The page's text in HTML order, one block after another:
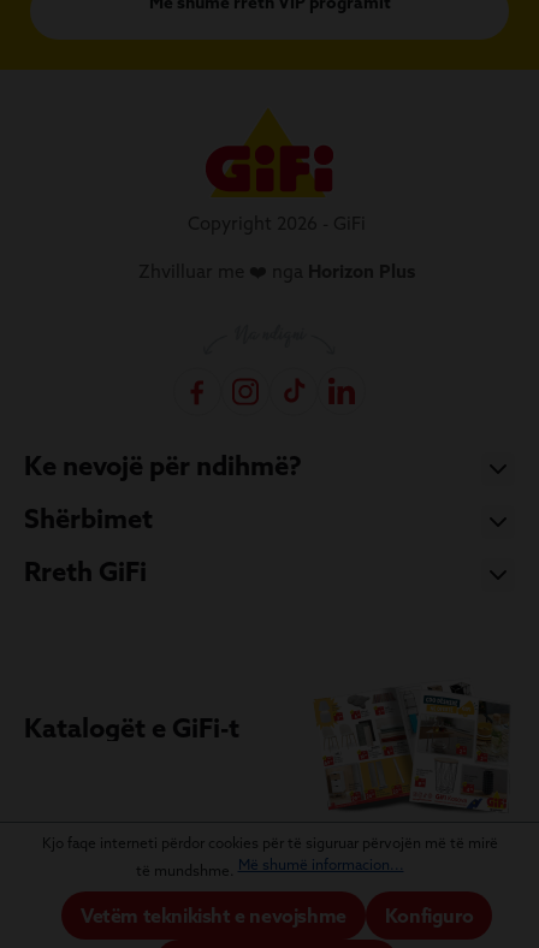
Ke nevojë për ndihmë?
Shërbimet
Rreth GiFi
Katalogët e GiFi-t
Informacion ligjor
Kjo faqe interneti përdor cookies për të siguruar përvojën më të mirë
të mundshme. Më shumë informacion...
Vetëm teknikisht e nevojshme Konfiguro